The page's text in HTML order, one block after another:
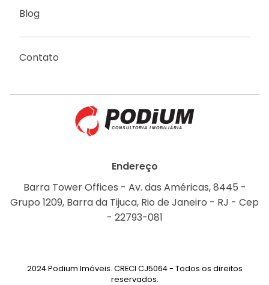
Blog
Contato
Endereço
Barra Tower Offices - Av. das Américas, 8445 -
Grupo 1209, Barra da Tijuca, Rio de Janeiro - RJ - Cep
- 22793-081
2024 Podium Imóveis. CRECI CJ5064 - Todos os direitos
reservados.